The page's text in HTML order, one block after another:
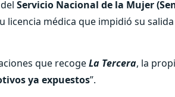
Servicio Nacional de la Mujer
licencia médica que impidió su
que recogeLa Tercera, la
ya expuestos”.